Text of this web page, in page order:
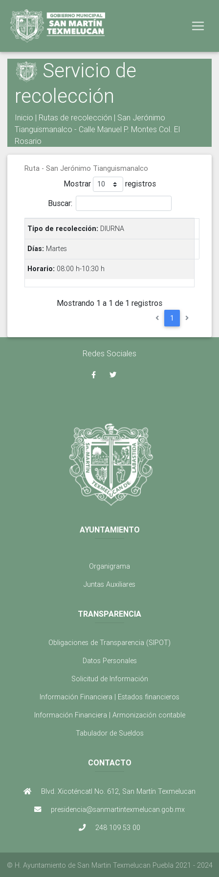
Servicio de
recolección
Inicio | Rutas de recolección | San Jerónimo
Tianguismanalco - Calle Manuel P. Montes Col. El
Rosario
Ruta - San Jerónimo Tianguismanalco
Mostrar
registros
Buscar:
DIURNA
Martes
08:00 h-10:30 h
Mostrando 1 a 1 de 1 registros
1
Redes Sociales
AYUNTAMIENTO
Organigrama
Juntas Auxiliares
TRANSPARENCIA
Obligaciones de Transparencia (SIPOT)
Datos Personales
Solicitud de Información
Información Financiera | Estados financieros
Información Financiera | Armonización contable
Tabulador de Sueldos
CONTACTO
Blvd. Xicoténcatl No. 612, San Martín Texmelucan
presidencia@sanmartintexmelucan.gob.mx
248 109 53 00
© H. Ayuntamiento de San Martin Texmelucan Puebla 2021 - 2024